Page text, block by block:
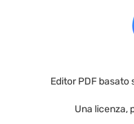
Editor PDF basato
Una licenza,